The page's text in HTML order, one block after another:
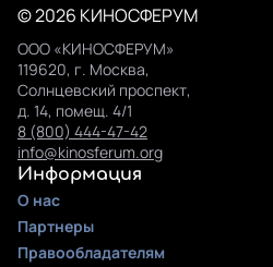
© 2026 КИНОСФЕРУМ
ООО «КИНОСФЕРУМ»
119620, г. Москва,
Солнцевский проспект,
д. 14, помещ. 4/1
8 (800) 444-47-42
info@kinosferum.org
Информация
О нас
Партнеры
Правообладателям